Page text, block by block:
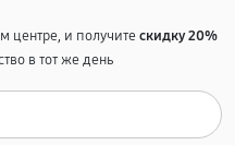
центре, и получитескидку 20%
в тот же день